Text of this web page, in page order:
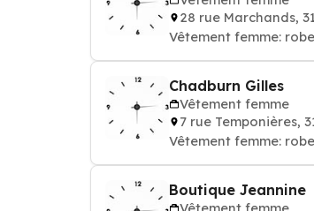
28 rue Marchands,
Vêtement femme:
Chadburn Gilles
Vêtement femme
7 rue Temponières,
Vêtement femme:
Boutique Jeannine